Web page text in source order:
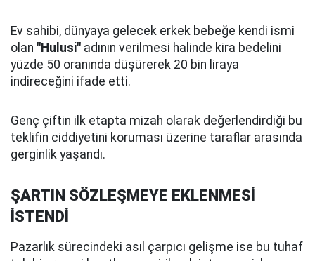
Ev sahibi, dünyaya gelecek erkek bebeğe kendi ismi
olan "Hulusi" adının verilmesi halinde kira bedelini
yüzde 50 oranında düşürerek 20 bin liraya
indireceğini ifade etti.
Genç çiftin ilk etapta mizah olarak değerlendirdiği bu
teklifin ciddiyetini koruması üzerine taraflar arasında
gerginlik yaşandı.
ŞARTIN SÖZLEŞMEYE EKLENMESİ
İSTENDİ
Pazarlık sürecindeki asıl çarpıcı gelişme ise bu tuhaf